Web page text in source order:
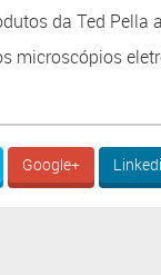
da Ted Pella
microscópios
Google+